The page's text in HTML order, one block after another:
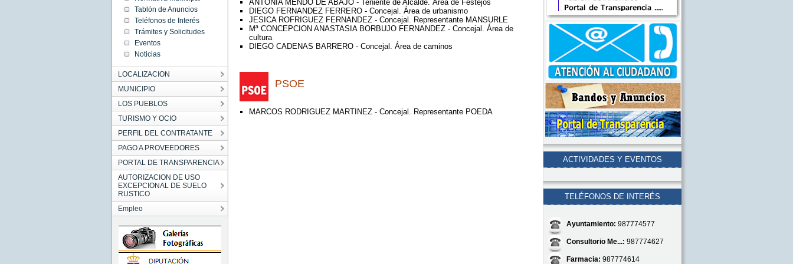
Tablón de Anuncios
Teléfonos de Interés
Trámites y Solicitudes
Eventos
Noticias
LOCALIZACION
MUNICIPIO
LOS PUEBLOS
TURISMO Y OCIO
PERFIL DEL CONTRATANTE
PAGO A PROVEEDORES
PORTAL DE TRANSPARENCIA
AUTORIZACION DE USO
EXCEPCIONAL DE SUELO
RUSTICO
Empleo
ANTONIA MENDO DE ABAJO - Teniente de Alcalde. Área de Festejos
DIEGO FERNANDEZ FERRERO - Concejal. Área de urbanismo
JESICA ROFRIGUEZ FERNANDEZ - Concejal. Representante MANSURLE
Mª CONCEPCION ANASTASIA BORBUJO FERNANDEZ - Concejal. Área de
cultura
DIEGO CADENAS BARRERO - Concejal. Área de caminos
PSOE
MARCOS RODRIGUEZ MARTINEZ - Concejal. Representante POEDA
ACTIVIDADES Y EVENTOS
TELÉFONOS DE INTERÉS
Ayuntamiento: 987774577
Consultorio Me...: 987774627
Farmacia: 987774614